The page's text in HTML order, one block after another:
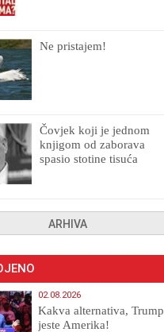
Ne pristajem!
Čovjek koji je jednom
knjigom od zaborava
spasio stotine tisuća
ARHIVA
02.08.2026
Kakva alternativa, Trump
jeste Amerika!